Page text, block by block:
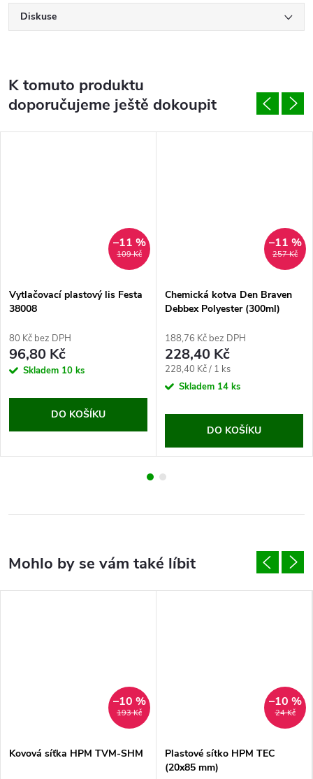
Diskuse
K tomuto produktu
doporučujeme ještě dokoupit
109 Kč
–11 %
Vytlačovací plastový lis Festa
38008
80 Kč bez DPH
96,80 Kč
Skladem 10 ks
DO KOŠÍKU
257 Kč
–11 %
Chemická kotva Den Braven
Debbex Polyester (300ml)
188,76 Kč bez DPH
228,40 Kč
Měrná
cena:
228,40 Kč / 1 ks
Skladem 14 ks
DO KOŠÍKU
193 Kč
–10 %
Kovová síťka HPM TVM-SHM
24 Kč
–10 %
Plastové sítko HPM TEC
(20x85 mm)